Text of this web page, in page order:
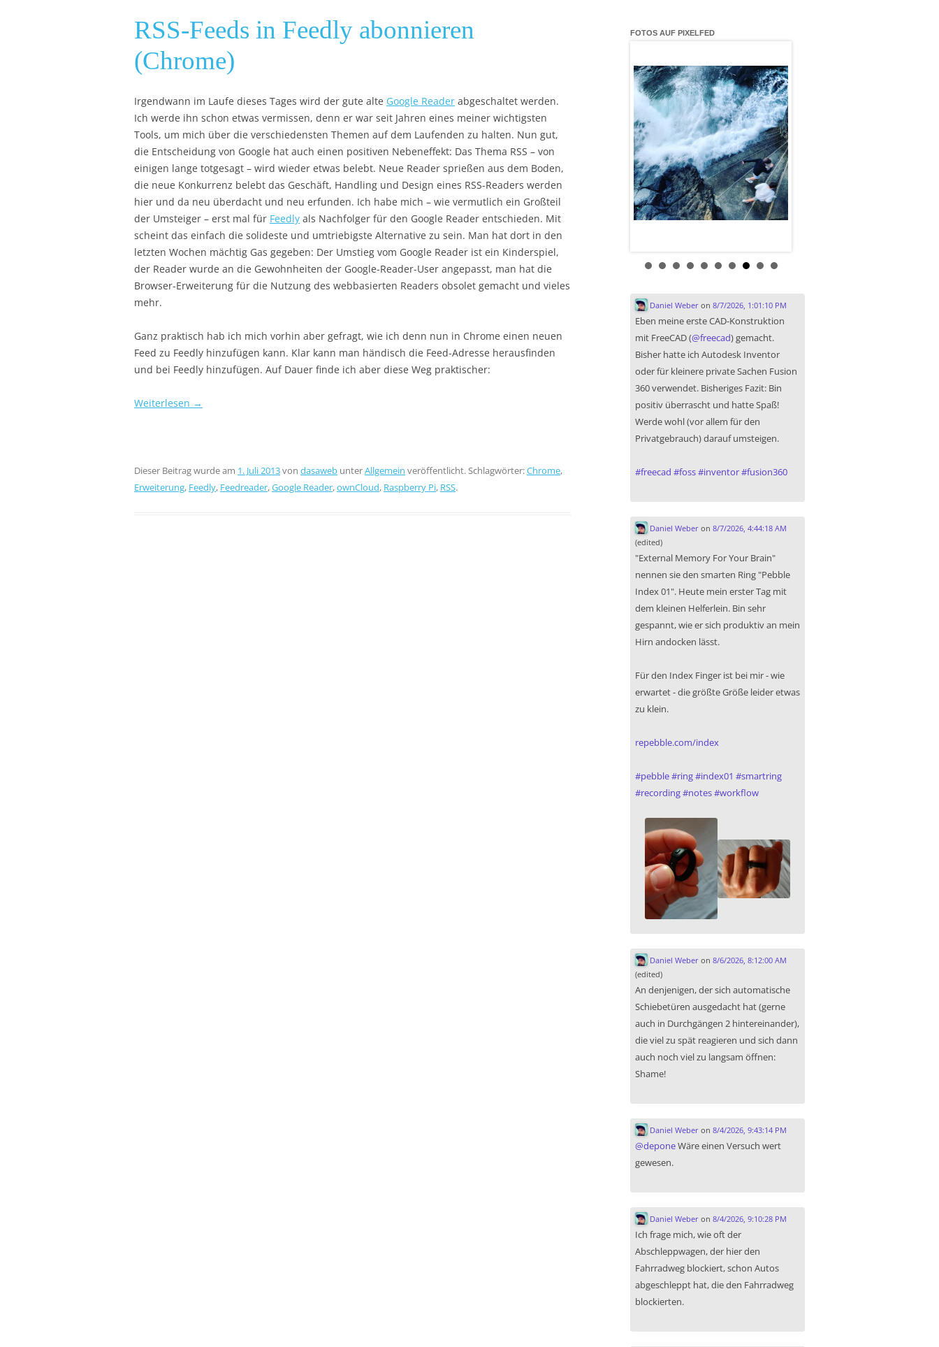
RSS-Feeds in Feedly abonnieren
(Chrome)
Irgendwann im Laufe dieses Tages wird der gute alte Google Reader abgeschaltet werden.
Ich werde ihn schon etwas vermissen, denn er war seit Jahren eines meiner wichtigsten
Tools, um mich über die verschiedensten Themen auf dem Laufenden zu halten. Nun gut,
die Entscheidung von Google hat auch einen positiven Nebeneffekt: Das Thema RSS – von
einigen lange totgesagt – wird wieder etwas belebt. Neue Reader sprießen aus dem Boden,
die neue Konkurrenz belebt das Geschäft, Handling und Design eines RSS-Readers werden
hier und da neu überdacht und neu erfunden. Ich habe mich – wie vermutlich ein Großteil
der Umsteiger – erst mal für Feedly als Nachfolger für den Google Reader entschieden. Mit
scheint das einfach die solideste und umtriebigste Alternative zu sein. Man hat dort in den
letzten Wochen mächtig Gas gegeben: Der Umstieg vom Google Reader ist ein Kinderspiel,
der Reader wurde an die Gewohnheiten der Google-Reader-User angepasst, man hat die
Browser-Erweiterung für die Nutzung des webbasierten Readers obsolet gemacht und vieles
mehr.
Ganz praktisch hab ich mich vorhin aber gefragt, wie ich denn nun in Chrome einen neuen
Feed zu Feedly hinzufügen kann. Klar kann man händisch die Feed-Adresse herausfinden
und bei Feedly hinzufügen. Auf Dauer finde ich aber diese Weg praktischer:
Weiterlesen →
Dieser Beitrag wurde am 1. Juli 2013von dasaweb unterAllgemein veröffentlicht. Schlagwörter:Chrome,
Erweiterung, Feedly, Feedreader,Google Reader,ownCloud, Raspberry Pi, RSS.
FOTOS AUF PIXELFED
Daniel Weberon 8/7/2026, 1:01:10 PM
Eben meine erste CAD-Konstruktion
mit FreeCAD (@freecad) gemacht.
Bisher hatte ich Autodesk Inventor
oder für kleinere private Sachen Fusion
360 verwendet. Bisheriges Fazit: Bin
positiv überrascht und hatte Spaß!
Werde wohl (vor allem für den
Privatgebrauch) darauf umsteigen.
#freecad #foss#inventor#fusion360
Daniel Weberon 8/7/2026, 4:44:18 AM
(edited)
"External Memory For Your Brain"
nennen sie den smarten Ring "Pebble
Index 01". Heute mein erster Tag mit
dem kleinen Helferlein. Bin sehr
gespannt, wie er sich produktiv an mein
Hirn andocken lässt.
Für den Index Finger ist bei mir - wie
erwartet - die größte Größe leider etwas
zu klein.
repebble.com/index
#pebble#ring#index01 #smartring
#recording#notes#workflow
Daniel Weberon 8/6/2026, 8:12:00 AM
(edited)
An denjenigen, der sich automatische
Schiebetüren ausgedacht hat (gerne
auch in Durchgängen 2 hintereinander),
die viel zu spät reagieren und sich dann
auch noch viel zu langsam öffnen:
Shame!
Daniel Weberon 8/4/2026, 9:43:14 PM
@deponeWäre einen Versuch wert
gewesen.
Daniel Weberon 8/4/2026, 9:10:28 PM
Ich frage mich, wie oft der
Abschleppwagen, der hier den
Fahrradweg blockiert, schon Autos
abgeschleppt hat, die den Fahrradweg
blockierten.